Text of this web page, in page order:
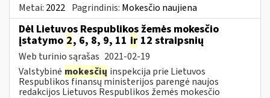
Metai: 2022 Pagrindinis: Mokesčio naujiena
Dėl Lietuvos Respublikos žemės mokesčio
įstatymo 2, 6, 8, 9, 11 ir 12 straipsnių
Web turinio sąrašas 2021-02-19
Valstybinė mokesčių inspekcija prie Lietuvos
Respublikos finansų ministerijos parengė naujos
redakcijos Lietuvos Respublikos žemės mokesčio